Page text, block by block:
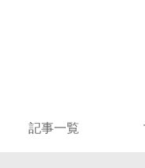
記事一覧